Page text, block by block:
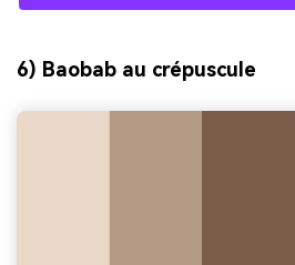
6) Baobab au crépuscule